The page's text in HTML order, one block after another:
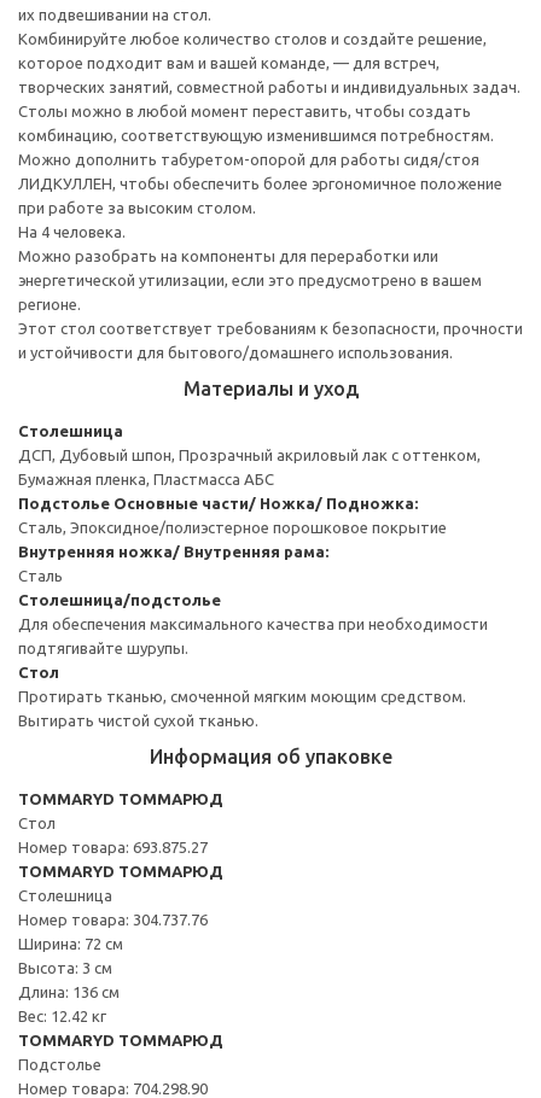
их подвешивании на стол.
Комбинируйте любое количество столов и создайте решение,
которое подходит вам и вашей команде, — для встреч,
творческих занятий, совместной работы и индивидуальных задач.
Столы можно в любой момент переставить, чтобы создать
комбинацию, соответствующую изменившимся потребностям.
Можно дополнить табуретом-опорой для работы сидя/стоя
ЛИДКУЛЛЕН, чтобы обеспечить более эргономичное положение
при работе за высоким столом.
На 4 человека.
Можно разобрать на компоненты для переработки или
энергетической утилизации, если это предусмотрено в вашем
регионе.
Этот стол соответствует требованиям к безопасности, прочности
и устойчивости для бытового/домашнего использования.
Материалы и уход
Столешница
ДСП, Дубовый шпон, Прозрачный акриловый лак с оттенком,
Бумажная пленка, Пластмасса АБС
Подстолье Основные части/ Ножка/ Подножка:
Сталь, Эпоксидное/полиэстерное порошковое покрытие
Внутренняя ножка/ Внутренняя рама:
Сталь
Столешница/подстолье
Для обеспечения максимального качества при необходимости
подтягивайте шурупы.
Стол
Протирать тканью, смоченной мягким моющим средством.
Вытирать чистой сухой тканью.
Информация об упаковке
TOMMARYD ТОММАРЮД
Стол
Номер товара: 693.875.27
TOMMARYD ТОММАРЮД
Столешница
Номер товара: 304.737.76
Ширина: 72 см
Высота: 3 см
Длина: 136 см
Вес: 12.42 кг
TOMMARYD ТОММАРЮД
Подстолье
Номер товара: 704.298.90